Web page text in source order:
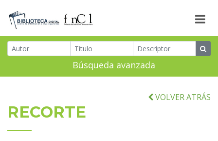
Búsqueda avanzada
VOLVER ATRÁS
RECORTE